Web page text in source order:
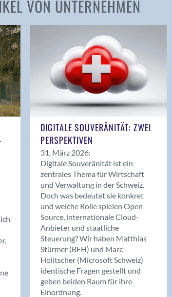
VON UNTERNEHMEN
DIGITALE SOUVERÄNITÄT: ZWEI
PERSPEKTIVEN
31. März 2026:
Digitale Souveränität ist ein
zentrales Thema für Wirtschaft
und Verwaltung in der Schweiz.
Doch was bedeutet sie konkret
und welche Rolle spielen Open
Source, internationale Cloud-
Anbieter und staatliche
Steuerung? Wir haben Matthias
Stürmer (BFH) und Marc
Holitscher (Microsoft Schweiz)
identische Fragen gestellt und
geben beiden Raum für ihre
Einordnung.